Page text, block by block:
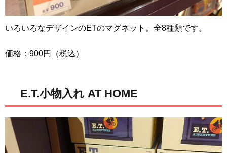
いろいろなデザインのETのマグネット。全8種類です。
価格：900円（税込）
E.T.小物入れ AT HOME